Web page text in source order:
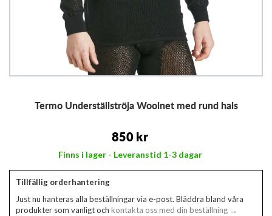
Termo Underställströja Woolnet med rund hals
850 kr
Finns i lager - Leveranstid 1-3 dagar
Tillfällig orderhantering
Just nu hanteras alla beställningar via e-post. Bläddra bland våra
produkter som vanligt och kontakta oss med din beställning →